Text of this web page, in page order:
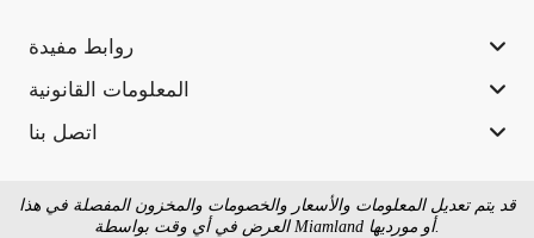
روابط مفيدة
المعلومات القانونية
اتصل بنا
قد يتم تعديل المعلومات والأسعار والخصومات والمخزون المفصلة في هذا
العرض في أي وقت بواسطة Miamland أو مورديها.